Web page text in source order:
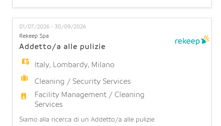
Impianti Elettrici. Responsabilità principali La
risorsa si occuperà di: - Garantire il corretto
funzionamento degli impianti elettrici e delle
apparecchiature elettroniche; - Eseguire attività di
manutenzione o
01/07/2026 - 30/09/2026
Rekeep Spa
Addetto/a alle pulizie
Italy, Lombardy, Milano
Cleaning / Security Services
Facility Management / Cleaning
Services
Siamo alla ricerca di un Addetto/a alle pulizie